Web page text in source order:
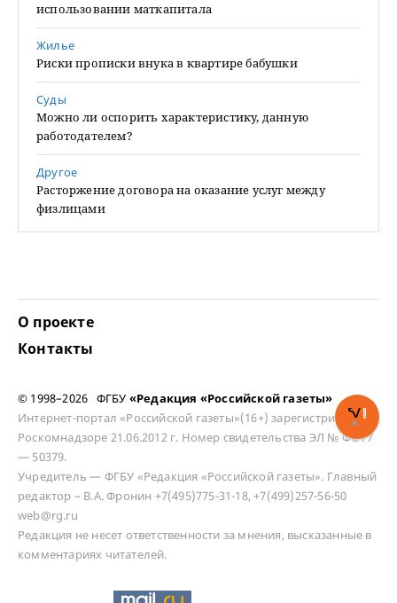
использовании маткапитала
Жилье
Риски прописки внука в квартире бабушки
Суды
Можно ли оспорить характеристику, данную
работодателем?
Другое
Расторжение договора на оказание услуг между
физлицами
О проекте
Контакты
© 1998–2026 ФГБУ «Редакция «Российской газеты»
Интернет-портал «Российской газеты»(16+) зарегистрирован в
Роскомнадзоре 21.06.2012 г. Номер свидетельства ЭЛ № ФС 77
— 50379.
Учредитель — ФГБУ «Редакция «Российской газеты». Главный
редактор – В.А. Фронин +7(495)775-31-18, +7(499)257-56-50
web@rg.ru
Редакция не несет ответственности за мнения, высказанные в
комментариях читателей.